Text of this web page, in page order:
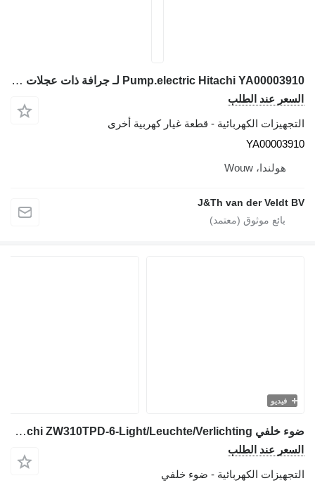
Pump.electric Hitachi YA00003910 لـ جرافة ذات عجلات Hitachi 5B ZW ZW-6 ZW-7 ZW-5B ZW180-7
السعر عند الطلب
التجهيزات الكهربائية - قطعة غيار كهربية أخرى
YA00003910
هولندا، Wouw
J&Th van der Veldt BV
فيديو
ضوء خلفي Hitachi ZW310TPD-6-Light/Leuchte/Verlichting لـ جرافة ذات عجلات
السعر عند الطلب
التجهيزات الكهربائية - ضوء خلفي